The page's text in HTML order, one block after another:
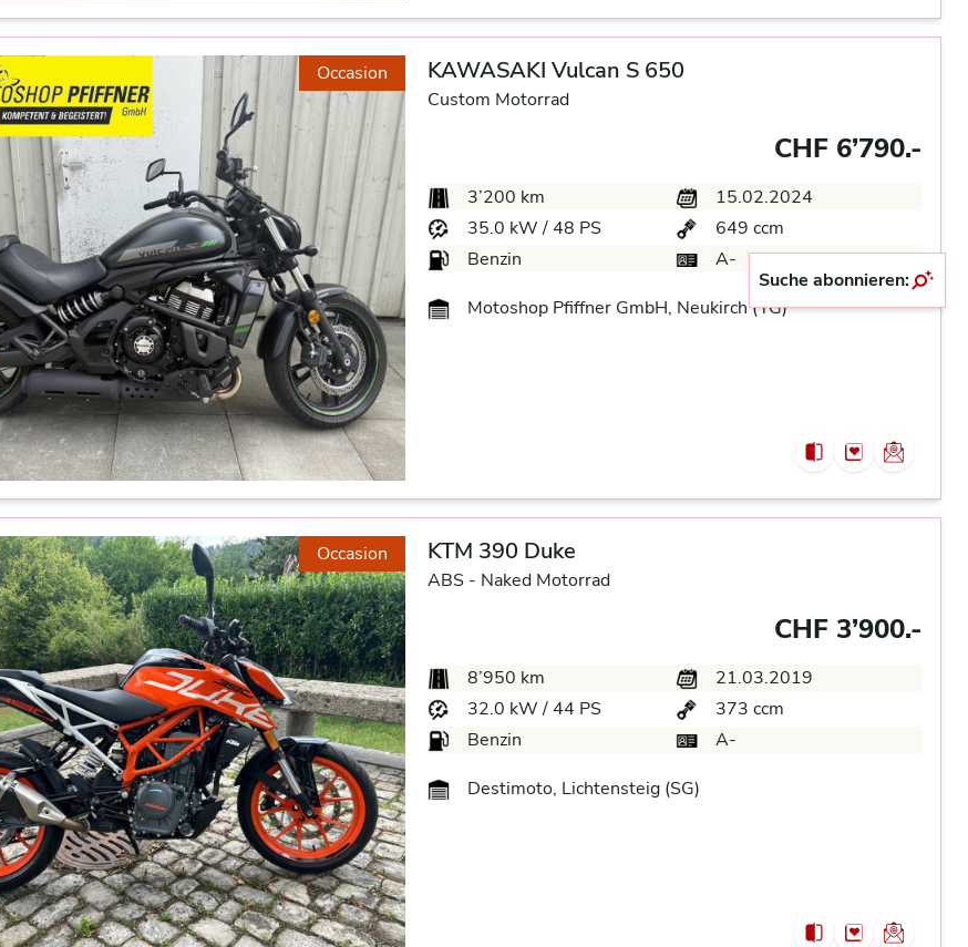
Occasion KAWASAKI Vulcan S 650
Custom Motorrad
CHF 6’790.-
3’200 km
15.02.2024
35.0 kW / 48 PS
649 ccm
Benzin
A-
Motoshop Pfiffner GmbH, Neukirch (TG)
Occasion KTM 390 Duke
ABS - Naked Motorrad
CHF 3’900.-
8’950 km
21.03.2019
32.0 kW / 44 PS
373 ccm
Benzin
A-
Destimoto, Lichtensteig (SG)
Suche abonnieren: